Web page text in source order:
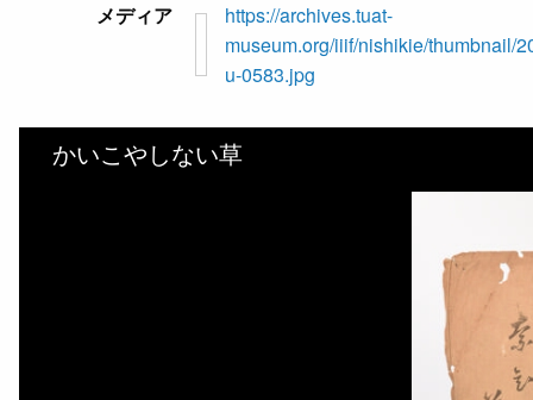
メディア
https://archives.tuat-
museum.org/iiif/nishikie/thumbnail/
u-0583.jpg
かいこやしない草